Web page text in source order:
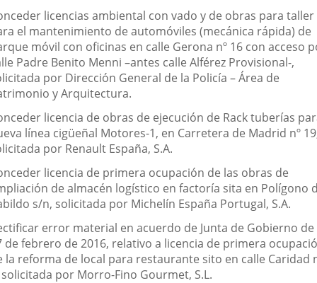
licencias ambiental con vado y de obras para taller
el mantenimiento de automóviles (mecánica rápida) de
móvil con oficinas en calle Gerona nº 16 con acceso
Padre Benito Menni –antes calle Alférez Provisional-,
por Dirección General de la Policía – Área de
y Arquitectura.
licencia de obras de ejecución de Rack tuberías
línea cigüeñal Motores-1, en Carretera de Madrid nº
por Renault España, S.A.
licencia de primera ocupación de las obras de
de almacén logístico en factoría sita en Polígono
s/n, solicitada por Michelín España Portugal, S.A.
error material en acuerdo de Junta de Gobierno de
de febrero de 2016, relativo a licencia de primera
la reforma de local para restaurante sito en calle Caridad
por Morro-Fino Gourmet, S.L.